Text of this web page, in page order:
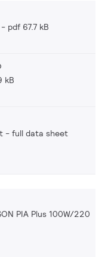
pdf 67.7 kB
kB
- full data sheet
PIA Plus 100W/220